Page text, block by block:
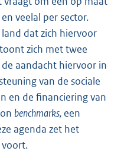
veelal per sector.
dat zich hiervoor
zich met twee
aandacht hiervoor in
van de sociale
en de financiering van
benchmarks, een
agenda zet het
voort.